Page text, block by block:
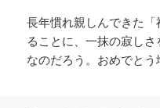
長年慣れ親しんできた
ることに、一抹の寂し
なのだろう。おめでとう